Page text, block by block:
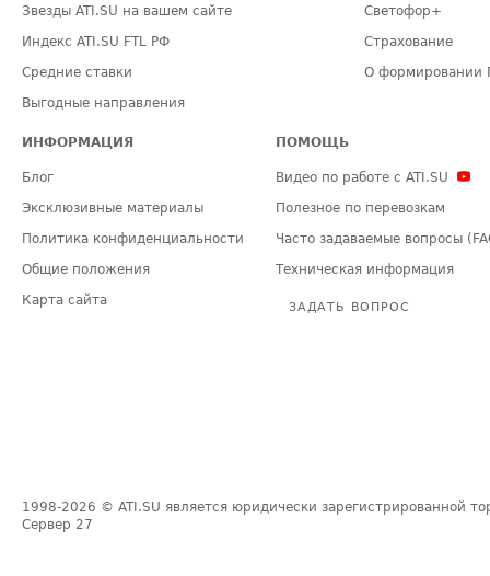
Звезды ATI.SU на вашем сайте
Индекс ATI.SU FTL РФ
Средние ставки
Выгодные направления
Светофор+
Страхование
О формировании
ИНФОРМАЦИЯ
Блог
Эксклюзивные материалы
Политика конфиденциальности
Общие положения
Карта сайта
ПОМОЩЬ
Видео по работе с ATI.SU
Полезное по перевозкам
Часто задаваемые вопросы
Техническая информация
ЗАДАТЬ ВОПРОС
1998-2026 © ATI.SU является юридически зарегистрированной
Сервер 27